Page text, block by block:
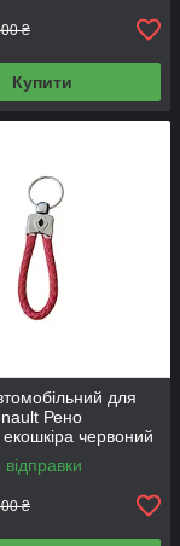
₴
Купити
для
Рено
червоний
₴